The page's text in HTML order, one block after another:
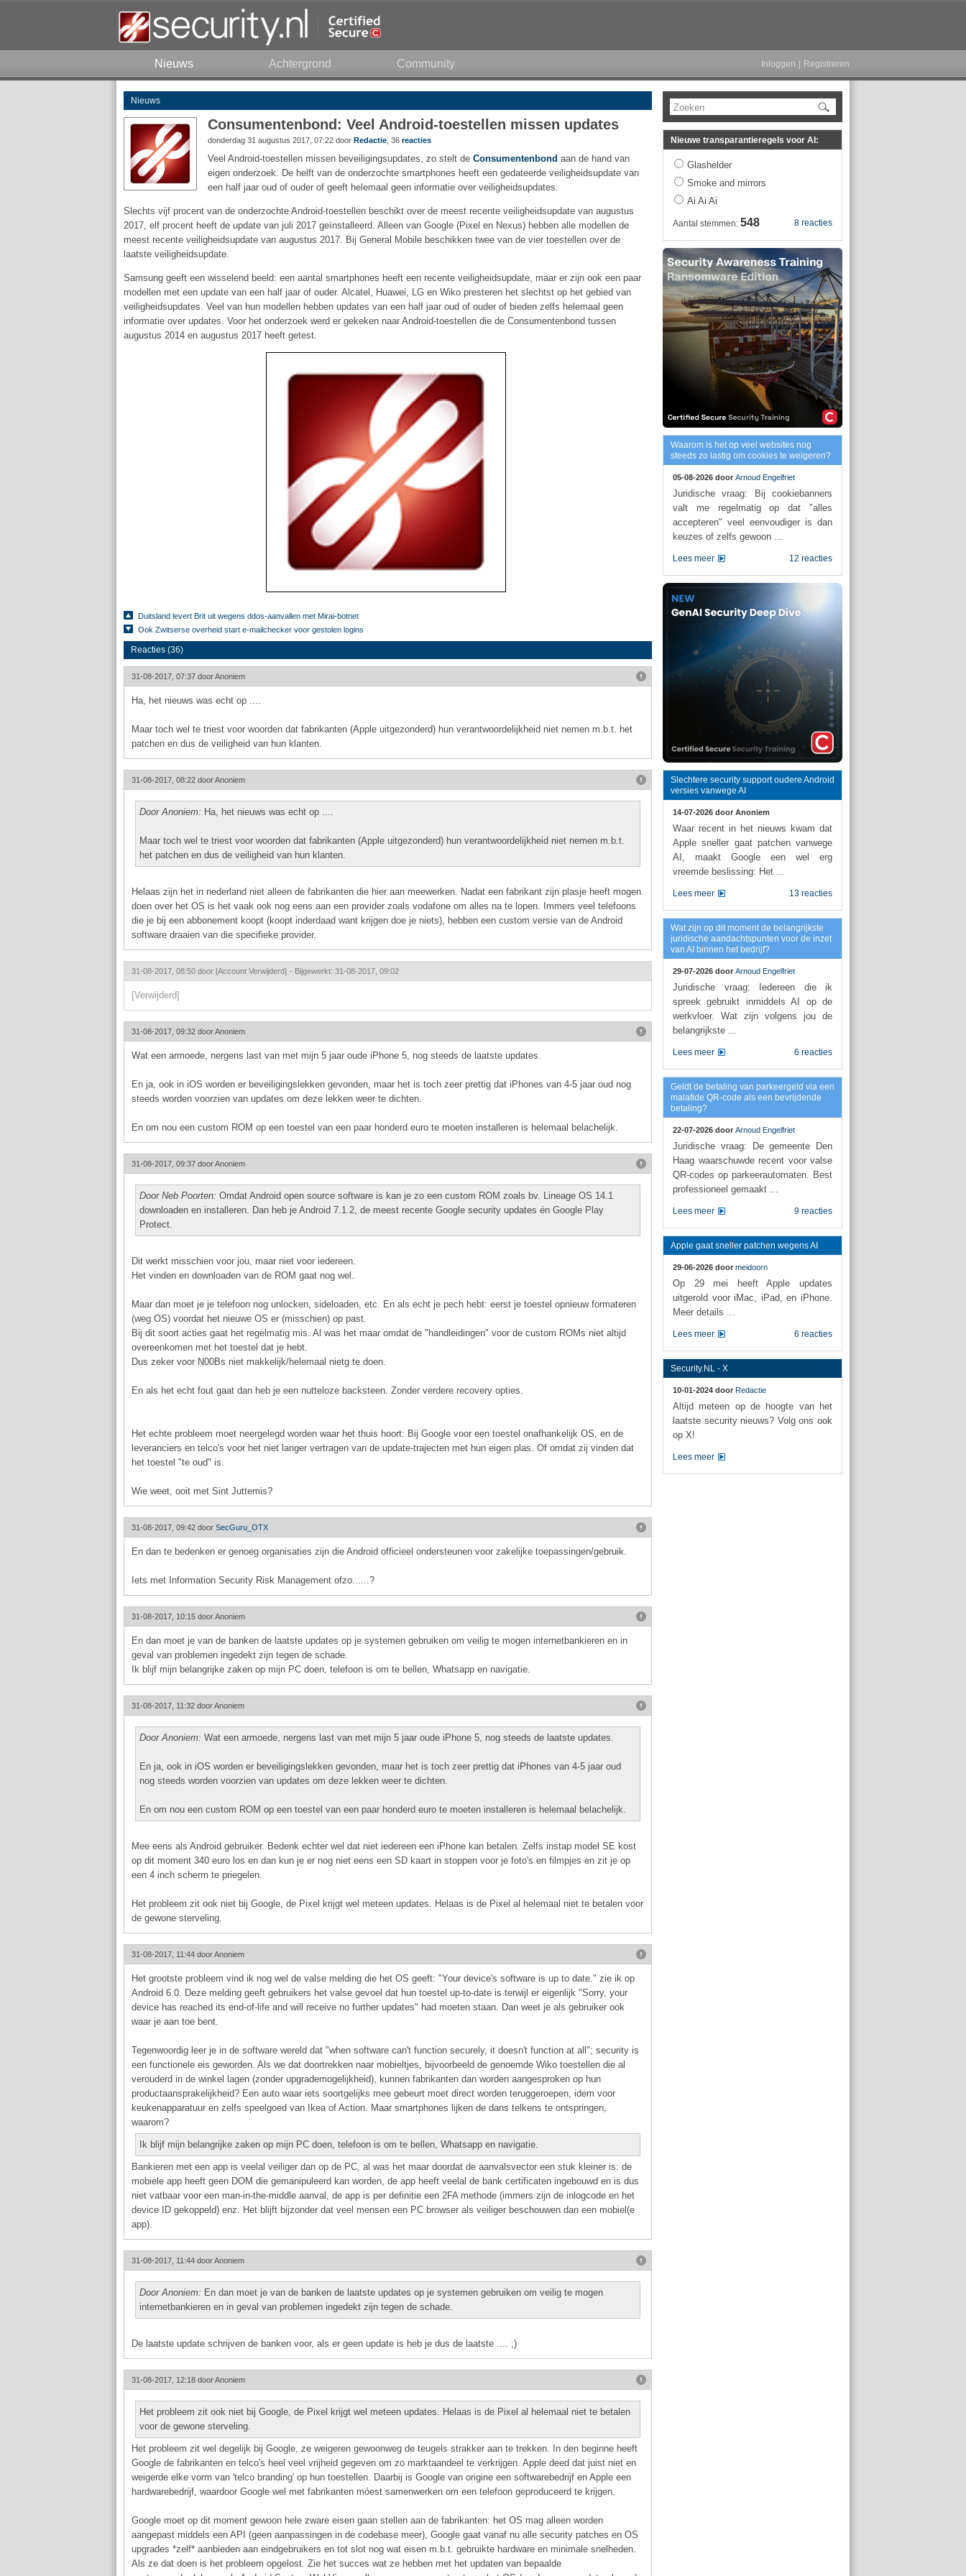
Nieuws Achtergrond Community Inloggen Registreren
Nieuws
Consumentenbond: Veel Android-toestellen missen updates
donderdag 31 augustus 2017, 07:22 door Redactie , 36 reacties
Veel Android-toestellen missen beveiligingsupdates, zo stelt de Consumentenbond aan de hand van
eigen onderzoek. De helft van de onderzochte smartphones heeft een gedateerde veiligheidsupdate van
een half jaar oud of ouder of geeft helemaal geen informatie over veiligheidsupdates.
Slechts vijf procent van de onderzochte Android-toestellen beschikt over de meest recente veiligheidsupdate van augustus
2017, elf procent heeft de update van juli 2017 geïnstalleerd. Alleen van Google (Pixel en Nexus) hebben alle modellen de
meest recente veiligheidsupdate van augustus 2017. Bij General Mobile beschikken twee van de vier toestellen over de
laatste veiligheidsupdate.
Samsung geeft een wisselend beeld: een aantal smartphones heeft een recente veiligheidsupdate, maar er zijn ook een paar
modellen met een update van een half jaar of ouder. Alcatel, Huawei, LG en Wiko presteren het slechtst op het gebied van
veiligheidsupdates. Veel van hun modellen hebben updates van een half jaar oud of ouder of bieden zelfs helemaal geen
informatie over updates. Voor het onderzoek werd er gekeken naar Android-toestellen die de Consumentenbond tussen
augustus 2014 en augustus 2017 heeft getest.
Duitsland levert Brit uit wegens ddos-aanvallen met Mirai-botnet
Ook Zwitserse overheid start e-mailchecker voor gestolen logins
Reacties (36)
31-08-2017, 07:37 doorAnoniem
Ha, het nieuws was echt op ....
Maar toch wel te triest voor woorden dat fabrikanten (Apple uitgezonderd) hun verantwoordelijkheid niet nemen m.b.t. het
patchen en dus de veiligheid van hun klanten.
31-08-2017, 08:22 doorAnoniem
Door Anoniem: Ha, het nieuws was echt op ....
Maar toch wel te triest voor woorden dat fabrikanten (Apple uitgezonderd) hun verantwoordelijkheid niet nemen m.b.t.
het patchen en dus de veiligheid van hun klanten.
Helaas zijn het in nederland niet alleen de fabrikanten die hier aan meewerken. Nadat een fabrikant zijn plasje heeft mogen
doen over het OS is het vaak ook nog eens aan een provider zoals vodafone om alles na te lopen. Immers veel telefoons
die je bij een abbonement koopt (koopt inderdaad want krijgen doe je niets), hebben een custom versie van de Android
software draaien van die specifieke provider.
31-08-2017, 08:50 door [Account Verwijderd] - Bijgewerkt: 31-08-2017, 09:02
[Verwijderd]
31-08-2017, 09:32 doorAnoniem
Wat een armoede, nergens last van met mijn 5 jaar oude iPhone 5, nog steeds de laatste updates.
En ja, ook in iOS worden er beveiligingslekken gevonden, maar het is toch zeer prettig dat iPhones van 4-5 jaar oud nog
steeds worden voorzien van updates om deze lekken weer te dichten.
En om nou een custom ROM op een toestel van een paar honderd euro te moeten installeren is helemaal belachelijk.
31-08-2017, 09:37 doorAnoniem
Door Neb Poorten: Omdat Android open source software is kan je zo een custom ROM zoals bv. Lineage OS 14.1
downloaden en installeren. Dan heb je Android 7.1.2, de meest recente Google security updates én Google Play
Protect.
Dit werkt misschien voor jou, maar niet voor iedereen.
Het vinden en downloaden van de ROM gaat nog wel.
Maar dan moet je je telefoon nog unlocken, sideloaden, etc. En als echt je pech hebt: eerst je toestel opnieuw formateren
(weg OS) voordat het nieuwe OS er (misschien) op past.
Bij dit soort acties gaat het regelmatig mis. Al was het maar omdat de "handleidingen" voor de custom ROMs niet altijd
overeenkomen met het toestel dat je hebt.
Dus zeker voor N00Bs niet makkelijk/helemaal nietg te doen.
En als het echt fout gaat dan heb je een nutteloze backsteen. Zonder verdere recovery opties.
Het echte probleem moet neergelegd worden waar het thuis hoort: Bij Google voor een toestel onafhankelijk OS, en de
leveranciers en telco's voor het niet langer vertragen van de update-trajecten met hun eigen plas. Of omdat zij vinden dat
het toestel "te oud" is.
Wie weet, ooit met Sint Juttemis?
31-08-2017, 09:42 door SecGuru_OTX
En dan te bedenken er genoeg organisaties zijn die Android officieel ondersteunen voor zakelijke toepassingen/gebruik.
Iets met Information Security Risk Management ofzo......?
31-08-2017, 10:15 doorAnoniem
En dan moet je van de banken de laatste updates op je systemen gebruiken om veilig te mogen internetbankieren en in
geval van problemen ingedekt zijn tegen de schade.
Ik blijf mijn belangrijke zaken op mijn PC doen, telefoon is om te bellen, Whatsapp en navigatie.
31-08-2017, 11:32 doorAnoniem
Door Anoniem: Wat een armoede, nergens last van met mijn 5 jaar oude iPhone 5, nog steeds de laatste updates.
En ja, ook in iOS worden er beveiligingslekken gevonden, maar het is toch zeer prettig dat iPhones van 4-5 jaar oud
nog steeds worden voorzien van updates om deze lekken weer te dichten.
En om nou een custom ROM op een toestel van een paar honderd euro te moeten installeren is helemaal belachelijk.
Mee eens als Android gebruiker. Bedenk echter wel dat niet iedereen een iPhone kan betalen. Zelfs instap model SE kost
op dit moment 340 euro los en dan kun je er nog niet eens een SD kaart in stoppen voor je foto's en filmpjes en zit je op
een 4 inch scherm te priegelen.
Het probleem zit ook niet bij Google, de Pixel krijgt wel meteen updates. Helaas is de Pixel al helemaal niet te betalen voor
de gewone sterveling.
31-08-2017, 11:44 doorAnoniem
Het grootste probleem vind ik nog wel de valse melding die het OS geeft: "Your device's software is up to date." zie ik op
Android 6.0. Deze melding geeft gebruikers het valse gevoel dat hun toestel up-to-date is terwijl er eigenlijk "Sorry, your
device has reached its end-of-life and will receive no further updates" had moeten staan. Dan weet je als gebruiker ook
waar je aan toe bent.
Tegenwoordig leer je in de software wereld dat "when software can't function securely, it doesn't function at all"; security is
een functionele eis geworden. Als we dat doortrekken naar mobieltjes, bijvoorbeeld de genoemde Wiko toestellen die al
verouderd in de winkel lagen (zonder upgrademogelijkheid), kunnen fabrikanten dan worden aangesproken op hun
productaansprakelijkheid? Een auto waar iets soortgelijks mee gebeurt moet direct worden teruggeroepen, idem voor
keukenapparatuur en zelfs speelgoed van Ikea of Action. Maar smartphones lijken de dans telkens te ontspringen,
waarom?
Ik blijf mijn belangrijke zaken op mijn PC doen, telefoon is om te bellen, Whatsapp en navigatie.
Bankieren met een app is veelal veiliger dan op de PC, al was het maar doordat de aanvalsvector een stuk kleiner is: de
mobiele app heeft geen DOM die gemanipuleerd kan worden, de app heeft veelal de bank certificaten ingebouwd en is dus
niet vatbaar voor een man-in-the-middle aanval, de app is per definitie een 2FA methode (immers zijn de inlogcode en het
device ID gekoppeld) enz. Het blijft bijzonder dat veel mensen een PC browser als veiliger beschouwen dan een mobiel(e
app).
31-08-2017, 11:44 doorAnoniem
Door Anoniem: En dan moet je van de banken de laatste updates op je systemen gebruiken om veilig te mogen
internetbankieren en in geval van problemen ingedekt zijn tegen de schade.
De laatste update schrijven de banken voor, als er geen update is heb je dus de laatste .... ;)
31-08-2017, 12:18 doorAnoniem
Het probleem zit ook niet bij Google, de Pixel krijgt wel meteen updates. Helaas is de Pixel al helemaal niet te betalen
voor de gewone sterveling.
Het probleem zit wel degelijk bij Google, ze weigeren gewoonweg de teugels strakker aan te trekken. In den beginne heeft
Google de fabrikanten en telco's heel veel vrijheid gegeven om zo marktaandeel te verkrijgen. Apple deed dat juist niet en
weigerde elke vorm van 'telco branding' op hun toestellen. Daarbij is Google van origine een softwarebedrijf en Apple een
hardwarebedrijf, waardoor Google wel met fabrikanten móest samenwerken om een telefoon geproduceerd te krijgen.
Google moet op dit moment gewoon hele zware eisen gaan stellen aan de fabrikanten: het OS mag alleen worden
aangepast middels een API (geen aanpassingen in de codebase meer), Google gaat vanaf nu alle security patches en OS
upgrades *zelf* aanbieden aan eindgebruikers en tot slot nog wat eisen m.b.t. gebruikte hardware en minimale snelheden.
Als ze dat doen is het probleem opgelost. Zie het succes wat ze hebben met het updaten van bepaalde
Zoeken
Nieuwe transparantieregels voor AI:
Glashelder
Smoke and mirrors
Ai Ai Ai
8 reacties
Aantal stemmen: 548
Waarom is het op veel websites nog
steeds zo lastig om cookies te weigeren?
05-08-2026 door Arnoud Engelfriet
Juridische vraag: Bij cookiebanners
valt me regelmatig op dat "alles
accepteren" veel eenvoudiger is dan
keuzes of zelfs gewoon ...
12 reacties
Lees meer
Slechtere security support oudere Android
versies vanwege AI
14-07-2026 door Anoniem
Waar recent in het nieuws kwam dat
Apple sneller gaat patchen vanwege
AI, maakt Google een wel erg
vreemde beslissing: Het ...
13 reacties
Lees meer
Wat zijn op dit moment de belangrijkste
juridische aandachtspunten voor de inzet
van AI binnen het bedrijf?
29-07-2026 door Arnoud Engelfriet
Juridische vraag: Iedereen die ik
spreek gebruikt inmiddels AI op de
werkvloer. Wat zijn volgens jou de
belangrijkste ...
6 reacties
Lees meer
Geldt de betaling van parkeergeld via een
malafide QR-code als een bevrijdende
betaling?
22-07-2026 door Arnoud Engelfriet
Juridische vraag: De gemeente Den
Haag waarschuwde recent voor valse
QR-codes op parkeerautomaten. Best
professioneel gemaakt ...
9 reacties
Lees meer
Apple gaat sneller patchen wegens AI
29-06-2026 door meidoorn
Op 29 mei heeft Apple updates
uitgerold voor iMac, iPad, en iPhone.
Meer details ...
6 reacties
Lees meer
Security.NL - X
10-01-2024 door Redactie
Altijd meteen op de hoogte van het
laatste security nieuws? Volg ons ook
op X!
Lees meer